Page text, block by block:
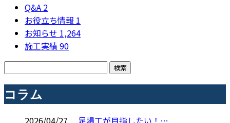
Q&A 2
お役立ち情報 1
お知らせ 1,264
施工実績90
コラム
2026/04/27
足場工が目指したい！…